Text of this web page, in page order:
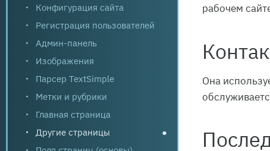
Конфигурация сайта
Регистрация пользователей
Админ-панель
Изображения
Парсер TextSimple
Метки и рубрики
Главная страница
Другие страницы
●
рабочем
Она